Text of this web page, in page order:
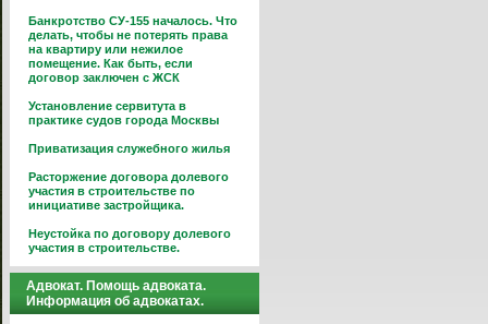
Банкротство СУ-155 началось. Что
делать, чтобы не потерять права
на квартиру или нежилое
помещение. Как быть, если
договор заключен с ЖСК
Установление сервитута в
практике судов города Москвы
Приватизация служебного жилья
Расторжение договора долевого
участия в строительстве по
инициативе застройщика.
Неустойка по договору долевого
участия в строительстве.
Адвокат. Помощь адвоката.
Информация об адвокатах.